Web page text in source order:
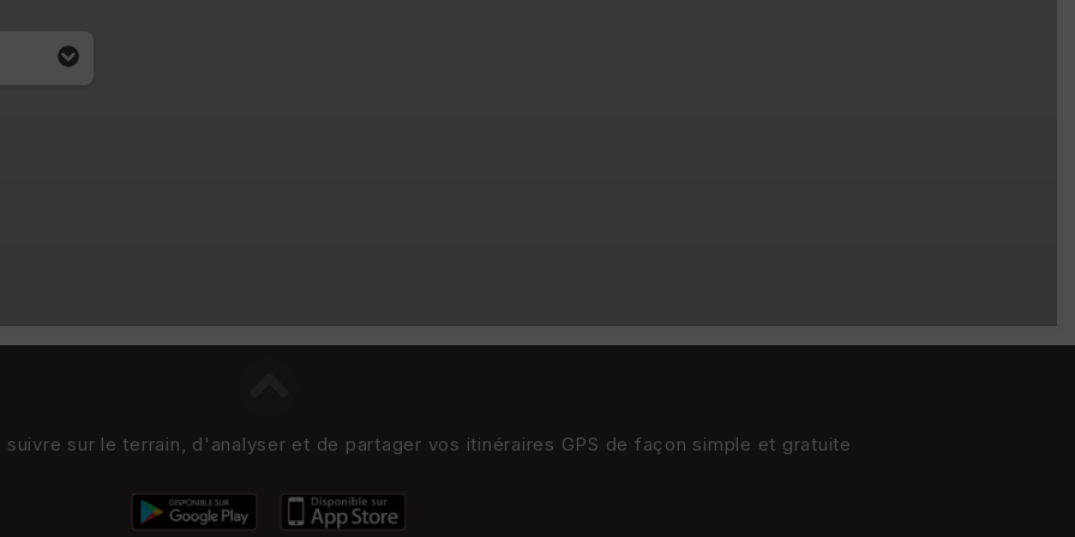
sur le terrain, d'analyser et de partager vos itinéraires GPS de façon simple et gratuite